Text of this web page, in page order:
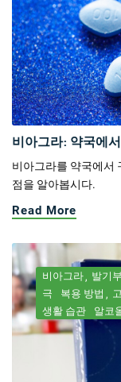
비아그라: 약국에
비아그라를 약국에서
점을 알아봅시다.
Read More
비아그라 발기
극
복용 방법
생활 습관
알코